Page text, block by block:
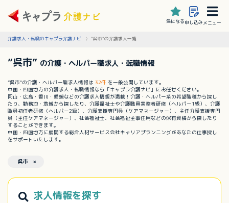
気になる申し込みメニュー
介護求人・転職のキャプラ介護ナビ ”呉市”の介護求人一覧
”呉市” の介護・ヘルパー職求人・転職情報
”呉市”の介護・ヘルパー職求人情報は 32件 を一般公開しています。
中国・四国地方の介護求人・転職情報なら「キャプラ介護ナビ」にお任せください。
岡山・広島・香川・愛媛などの介護求人情報が満載！介護・ヘルパー系の希望職種から探し
たり、勤務地・地域から探したり、介護福祉士や介護職員実務者研修（ヘルパー1級）、介護
職員初任者研修（ヘルパー2級）、介護支援専門員（ケアマネージャー）、主任介護支援専門
員（主任ケアマネージャー）、社会福祉士、社会福祉主事任用などの保有資格から探したり
することができます。
中国・四国地方に展開する総合人材サービス会社キャリアプランニングがあなたの仕事探し
をサポートいたします。
呉市 ×
求人情報を探す